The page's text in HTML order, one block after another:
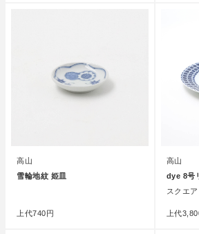
高山
雪輪地紋 姫皿
上代740円
高山
dye 8号
スクエ
上代